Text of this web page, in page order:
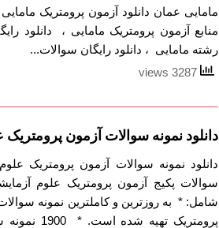
مامایی عمان دانلود آزمون پرومتریک
منابع آزمون پرومتریک مامایی ، دانلود
رشته مامایی ، دانلود رایگان سوالات...
دانلود نمونه سوالات آزمون
دانلود نمونه سوالات آزمون پرومتریک
شامل: * به روزترین و کاملترین نمونه
پرومتریک